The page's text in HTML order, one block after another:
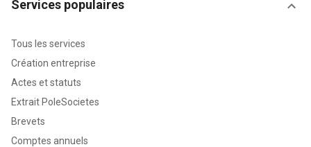
Services populaires
Tous les services
Création entreprise
Actes et statuts
Extrait PoleSocietes
Brevets
Comptes annuels